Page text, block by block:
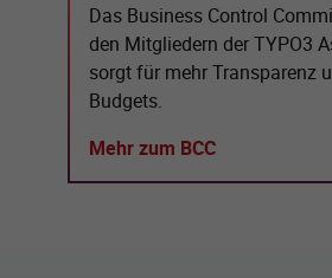
Das Business Control
den Mitgliedern der TYPO3
sorgt für mehr Transparenz
Budgets.
Mehr zum BCC